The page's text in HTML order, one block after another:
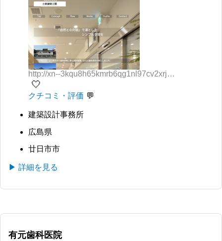
http://xn--3kqu8h65kmrb6qg1nl97cv2xrja.com/
🤍
クチコミ・評価
建築設計事務所
広島県
廿日市市
▶ 詳細を見る
有元歯科医院